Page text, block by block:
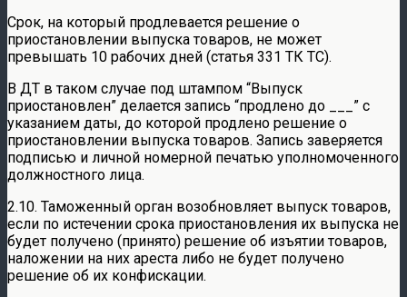
Срок, на который продлевается решение о
приостановлении выпуска товаров, не может
превышать 10 рабочих дней (статья 331 ТК ТС).
В ДТ в таком случае под штампом “Выпуск
приостановлен” делается запись “продлено до ___” с
указанием даты, до которой продлено решение о
приостановлении выпуска товаров. Запись заверяется
подписью и личной номерной печатью уполномоченного
должностного лица.
2.10. Таможенный орган возобновляет выпуск товаров,
если по истечении срока приостановления их выпуска не
будет получено (принято) решение об изъятии товаров,
наложении на них ареста либо не будет получено
решение об их конфискации.